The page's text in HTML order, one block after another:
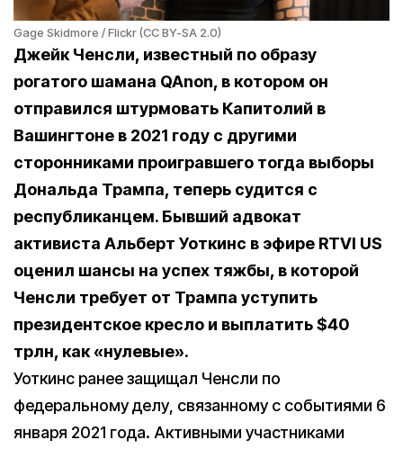
Gage Skidmore / Flickr (CC BY-SA 2.0)
Джейк Ченсли, известный по образу
рогатого шамана QAnon, в котором он
отправился штурмовать Капитолий в
Вашингтоне в 2021 году с другими
сторонниками проигравшего тогда выборы
Дональда Трампа, теперь судится с
республиканцем. Бывший адвокат
активиста Альберт Уоткинс в эфире RTVI US
оценил шансы на успех тяжбы, в которой
Ченсли требует от Трампа уступить
президентское кресло и выплатить $40
трлн, как «нулевые».
Уоткинс ранее защищал Ченсли по
федеральному делу, связанному с событиями 6
января 2021 года. Активными участниками